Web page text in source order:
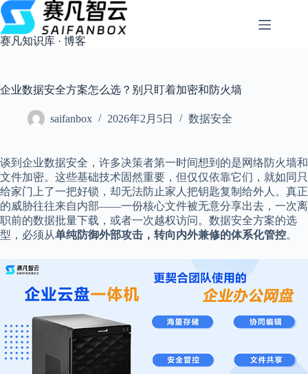
跳
过
内
容
赛凡知识库 · 博客
企业数据安全方案怎么选？别只盯着加密和防火墙
saifanbox 2026年2月5日 数据安全
谈到企业数据安全，许多决策者第一时间想到的是网络防火墙和
文件加密。这些基础技术固然重要，但仅仅依靠它们，就如同只
给家门上了一把好锁，却无法防止家人把钥匙复制给外人。真正
的威胁往往来自内部——一份核心文件被无意分享出去，一次离
职前的数据批量下载，或者一次越权访问。数据安全方案的选
型，必须从单纯防御外部攻击，转向内外兼修的体系化管控。